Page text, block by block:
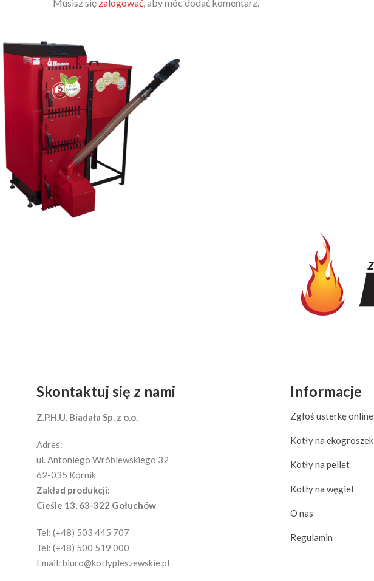
Musisz się zalogować, aby móc dodać komentarz.
Skontaktuj się z nami
Z.P.H.U. Biadała Sp. z o.o.
Adres:
ul. Antoniego Wróblewskiego 32
62-035 Kórnik
Zakład produkcji:
Cieśle 13, 63-322 Gołuchów
Tel: (+48) 503 445 707
Tel: (+48) 500 519 000
Email: biuro@kotlypleszewskie.pl
Informacje
Zgłoś usterkę online
Kotły na ekogroszek
Kotły na pellet
Kotły na węgiel
O nas
Regulamin